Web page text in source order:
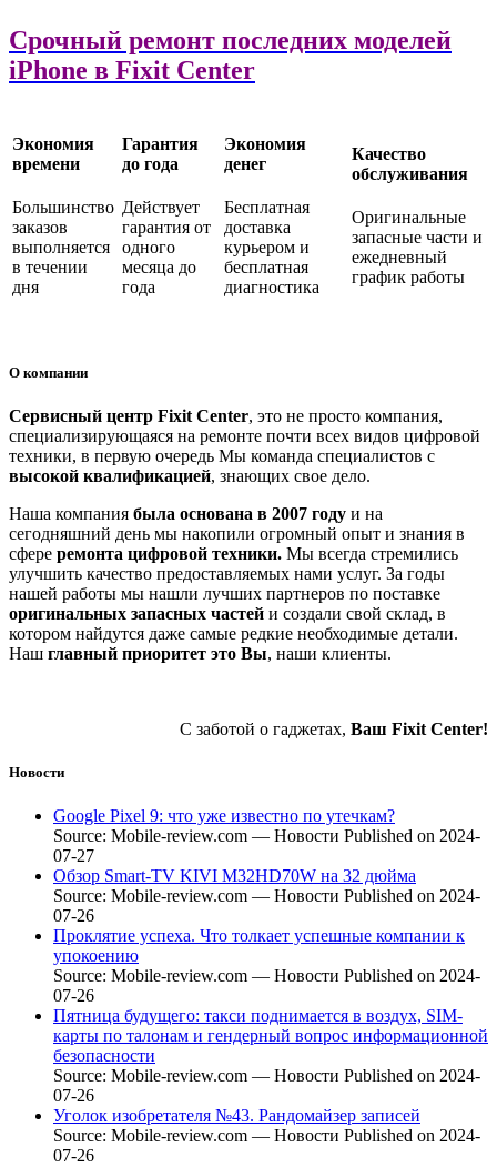
Cрочный ремонт последних моделей
iPhone в Fixit Center
Экономия
времени
Большинство
заказов
выполняется
в течении
дня
Гарантия
до года
Действует
гарантия от
одного
месяца до
года
Экономия
денег
Бесплатная
доставка
курьером и
бесплатная
диагностика
Качество
обслуживания
Оригинальные
запасные части и
ежедневный
график работы
О компании
Сервисный центр Fixit Center, это не просто компания,
специализирующаяся на ремонте почти всех видов цифровой
техники, в первую очередь Мы команда специалистов с
высокой квалификацией, знающих свое дело.
Наша компания была основана в 2007 году и на
сегодняшний день мы накопили огромный опыт и знания в
сфере ремонта цифровой техники. Мы всегда стремились
улучшить качество предоставляемых нами услуг. За годы
нашей работы мы нашли лучших партнеров по поставке
оригинальных запасных частей и создали свой склад, в
котором найдутся даже самые редкие необходимые детали.
Наш главный приоритет это Вы, наши клиенты.
С заботой о гаджетах, Ваш Fixit Center!
Новости
Google Pixel 9: что уже известно по утечкам?
Source: Mobile-review.com — Новости Published on 2024-
07-27
Обзор Smart-TV KIVI M32HD70W на 32 дюйма
Source: Mobile-review.com — Новости Published on 2024-
07-26
Проклятие успеха. Что толкает успешные компании к
упокоению
Source: Mobile-review.com — Новости Published on 2024-
07-26
Пятница будущего: такси поднимается в воздух, SIM-
карты по талонам и гендерный вопрос информационной
безопасности
Source: Mobile-review.com — Новости Published on 2024-
07-26
Уголок изобретателя №43. Рандомайзер записей
Source: Mobile-review.com — Новости Published on 2024-
07-26